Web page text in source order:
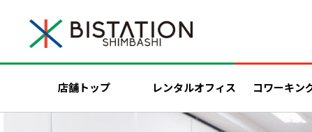
店舗トップ レンタルオフィス コワーキン